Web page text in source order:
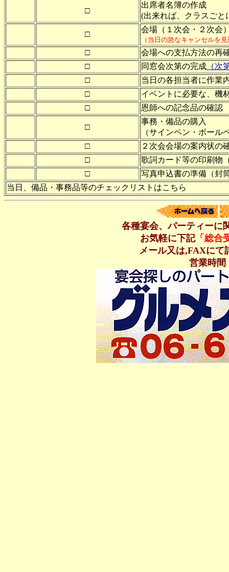
□
出席者名簿の作成
(出来れば、クラスごと
□
会場（１次会・２次会
（当日の急なキャンセルを
□
会場への支払方法の再
□
同窓会次第の完成 （次
□
当日の各担当者に作業
□
イベントに必要な、機
□
恩師への記念品の確認
□
事務・備品の購入
（サインペン・ボール
□
２次会会場の案内状の
□
歌詞カード等の印刷物
□
写真申込書の準備（封
当日、備品・事務品等のチェックリストはこちら
各種宴会、パーティーに
お気軽に下記「総合
メール又は,FAXにて
営業時